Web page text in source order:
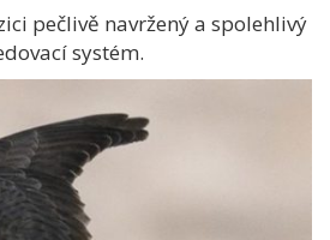
pečlivě navržený a spolehlivý
systém.